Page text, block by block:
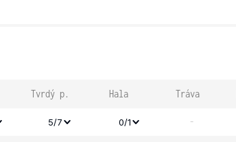
Tvrdý p. Hala Tráva
5/7 0/1 -